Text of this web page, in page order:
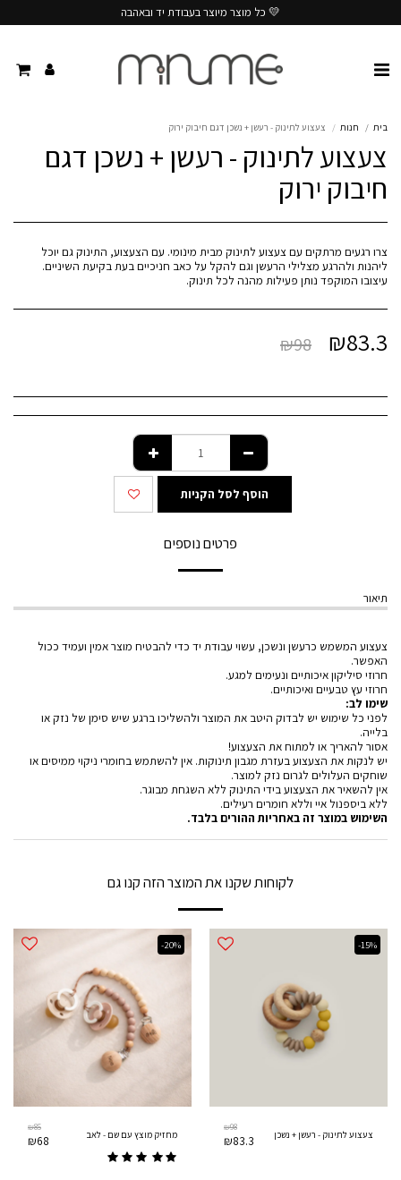
💛 כל מוצר מיוצר בעבודת יד ובאהבה
בית חנות צעצוע לתינוק - רעשן + נשכן דגם חיבוק ירוק
צעצוע לתינוק - רעשן + נשכן דגם
חיבוק ירוק
צרו רגעים מרתקים עם צעצוע לתינוק מבית מינומי. עם הצעצוע, התינוק גם יוכל
עיצובו המוקפד נותן פעילות מהנה לכל תינוק.
₪83.3
₪98
הוסף לסל הקניות
פרטים נוספים
תיאור
צעצוע המשמש כרעשן ונשכן, עשוי עבודת יד כדי להבטיח מוצר אמין ועמיד ככול
האפשר.
חרוזי סיליקון איכותיים ונעימים למגע.
חרוזי עץ טבעיים ואיכותיים.
שימו לב:
לפני כל שימוש יש לבדוק היטב את המוצר ולהשליכו ברגע שיש סימן של נזק או
בלייה.
אסור להאריך או למתוח את הצעצוע!
יש לנקות את הצעצוע בעזרת מגבון תינוקות. אין להשתמש בחומרי ניקוי ממיסים או
שוחקים העלולים לגרום נזק למוצר.
אין להשאיר את הצעצוע בידי התינוק ללא השגחת מבוגר.
ללא ביספנול איי וללא חומרים רעילים.
השימוש במוצר זה באחריות ההורים בלבד.
לקוחות שקנו את המוצר הזה קנו גם
-15%
צעצוע לתינוק - רעשן + נשכן
₪98
₪83.3
-20%
מחזיק מוצץ עם שם - לאב
₪85
₪68